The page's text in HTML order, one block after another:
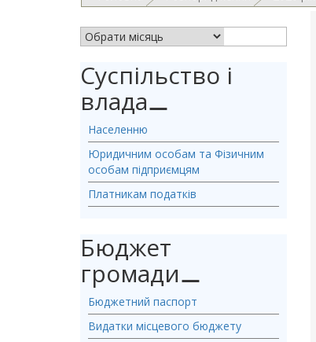
АРХІВ НОВИН
Суспільство і
влада⚊
Населенню
Юридичним особам та Фізичним
особам підприємцям
Платникам податків
Бюджет
громади⚊
Бюджетний паспорт
Видатки місцевого бюджету